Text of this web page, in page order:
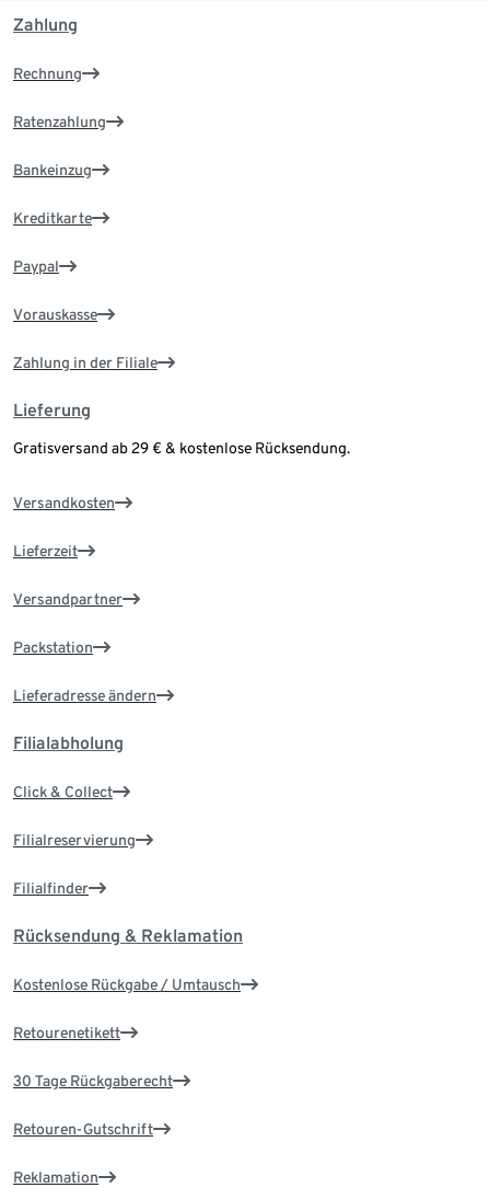
Zahlung
Rechnung
Ratenzahlung
Bankeinzug
Kreditkarte
Paypal
Vorauskasse
Zahlung in der Filiale
Lieferung
Gratisversand ab 29 € & kostenlose Rücksendung.
Versandkosten
Lieferzeit
Versandpartner
Packstation
Lieferadresse ändern
Filialabholung
Click & Collect
Filialreservierung
Filialfinder
Rücksendung & Reklamation
Kostenlose Rückgabe / Umtausch
Retourenetikett
30 Tage Rückgaberecht
Retouren-Gutschrift
Reklamation